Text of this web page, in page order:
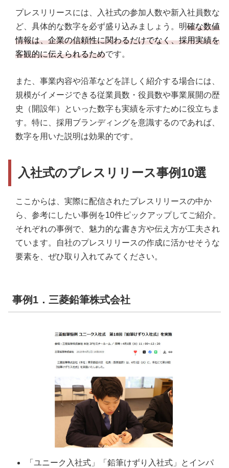
プレスリリースには、入社式の参加人数や新入社員数な
ど、具体的な数字を必ず盛り込みましょう。明確な数値
情報は、企業の信頼性に関わるだけでなく、採用実績を
客観的に伝えられるためです。
また、事業内容や沿革などを詳しく紹介する場合には、
規模がイメージできる従業員数・役員数や事業展開の歴
史（開設年）といった数字も実績を示すために役立ちま
す。特に、採用ブランディングを意識するのであれば、
数字を用いた説明は効果的です。
入社式のプレスリリース事例10選
ここからは、実際に配信されたプレスリリースの中か
ら、参考にしたい事例を10件ピックアップしてご紹介。
それぞれの事例で、魅力的な書き方や伝え方が工夫され
ています。自社のプレスリリースの作成に活かせそうな
要素を、ぜひ取り入れてみてください。
事例1．三菱鉛筆株式会社
「ユニーク入社式」「鉛筆けずり入社式」とインパ